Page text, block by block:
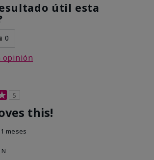
útil esta
0
opinión
5
this!
meses